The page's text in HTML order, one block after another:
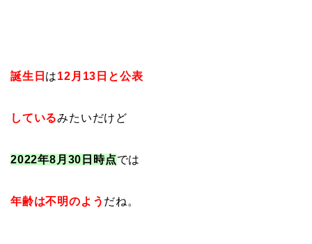
誕生日 は12月13日と公表
しているみたいだけど
2022年8月30日時点では
年齢は不明のよう だね。